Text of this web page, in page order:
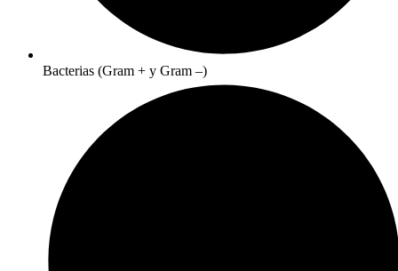
Bacterias (Gram + y Gram –)